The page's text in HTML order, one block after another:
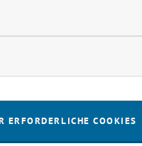
ERFORDERLICHE COOKIES